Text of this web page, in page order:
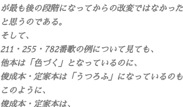
が最も後の段階になってからの改変ではなかっ
と思うのである。
そして、
211・255・782番歌の例について見ても、
他本は「色づく」となっているのに、
俊成本・定家本は「うつろふ」になっているの
このように、
俊成本・定家本は、